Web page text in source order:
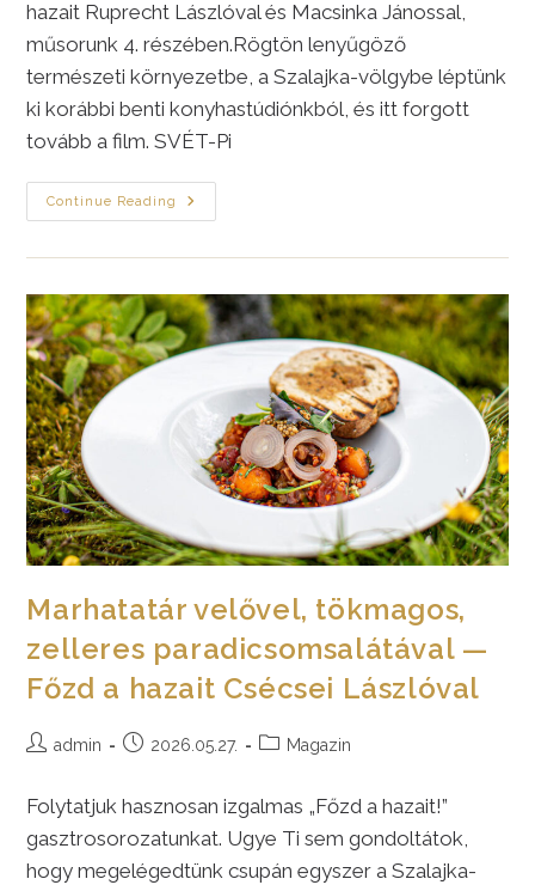
hazait Ruprecht Lászlóval és Macsinka Jánossal,
műsorunk 4. részében.Rögtön lenyűgöző
természeti környezetbe, a Szalajka-völgybe léptünk
ki korábbi benti konyhastúdiónkból, és itt forgott
tovább a film. SVÉT-Pi
Continue Reading
Szilvásváradi
Pisztráng
Körettel
Lépésre
Marhatatár velővel, tökmagos,
zelleres paradicsomsalátával —
Főzd a hazait Csécsei Lászlóval
Postadmin
Post2026.05.27.
PostMagazin
Folytatjuk hasznosan izgalmas „Főzd a hazait!”
gasztrosorozatunkat. Ugye Ti sem gondoltátok,
hogy megelégedtünk csupán egyszer a Szalajka-